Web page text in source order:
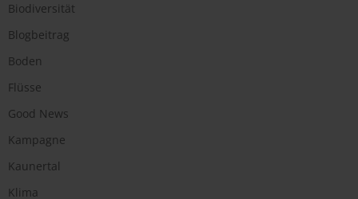
Biodiversität
Blogbeitrag
Boden
Flüsse
Good News
Kampagne
Kaunertal
Klima